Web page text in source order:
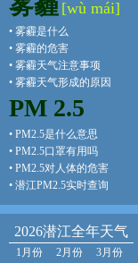
[wù mái]
• 雾霾是什么
• 雾霾的危害
• 雾霾天气注意事项
• 雾霾天气形成的原因
PM 2.5
• PM2.5是什么意思
• PM2.5口罩有用吗
• PM2.5对人体的危害
• 潜江PM2.5实时查询
2026潜江全年天气
1月份 2月份
3月份